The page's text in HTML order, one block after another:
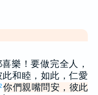
樂！要做完全人，
和睦，如此，仁愛
你們親嘴問安，彼此